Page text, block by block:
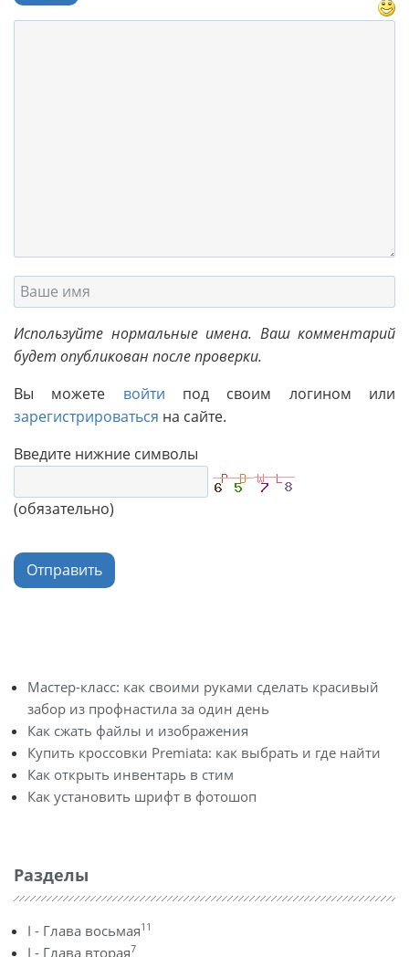
Используйте нормальные имена. Ваш комментарий
будет опубликован после проверки.
Вы можете войти под своим логином или
зарегистрироваться на сайте.
Введите нижние символы
(обязательно)
Отправить
Мастер-класс: как своими руками сделать красивый
забор из профнастила за один день
Как сжать файлы и изображения
Купить кроссовки Premiata: как выбрать и где найти
Как открыть инвентарь в стим
Как установить шрифт в фотошоп
Разделы
I - Глава восьмая11
I - Глава вторая7